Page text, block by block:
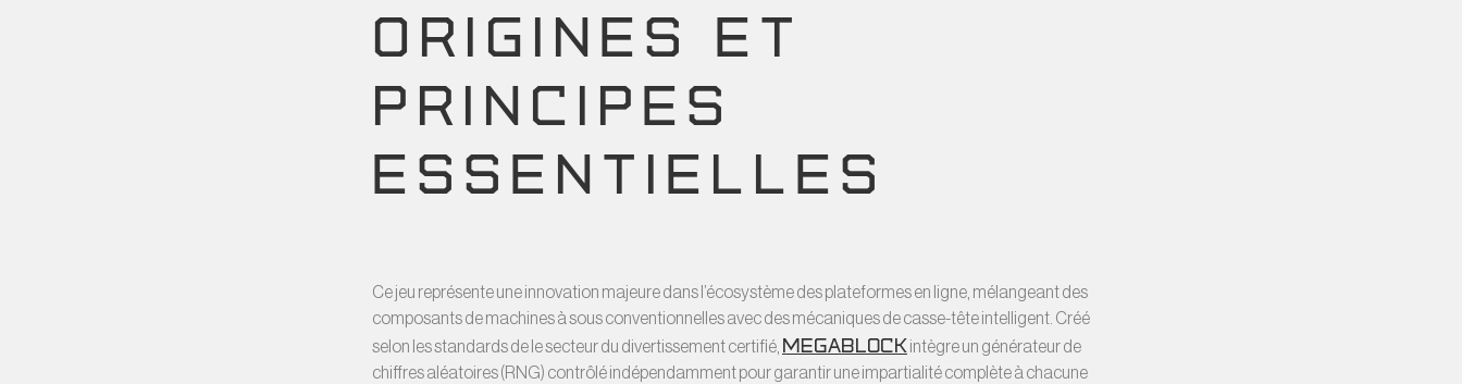
ORIGINES ET
PRINCIPES
ESSENTIELLES
Ce jeu représente une innovation majeure dans l’écosystème des plateformes en ligne, mélangeant des
composants de machines à sous conventionnelles avec des mécaniques de casse-tête intelligent. Créé
selon les standards de le secteur du divertissement certifié, MegaBlockintègre un générateur de
chiffres aléatoires (RNG) contrôlé indépendamment pour garantir une impartialité complète à chacune